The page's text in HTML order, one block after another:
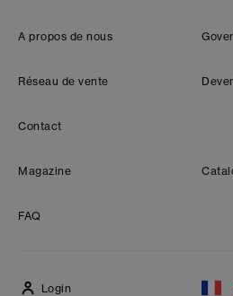
A propos de nous
Réseau de vente
Contact
Magazine
FAQ
Login